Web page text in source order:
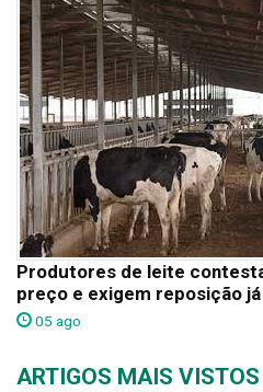
Produtores de leite
preço e exigem reposição
05 ago
ARTIGOS MAIS VISTOS